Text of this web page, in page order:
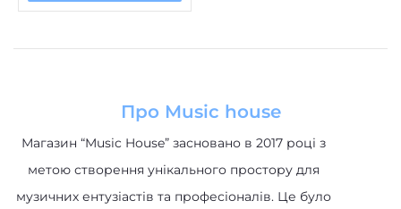
інтернет-магазину, де клієнти могли б
Категорії
Акустичні системи
Клавішні інструменти